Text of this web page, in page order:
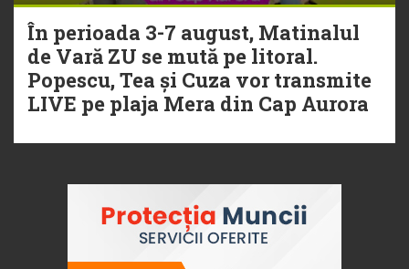
În perioada 3-7 august, Matinalul
de Vară ZU se mută pe litoral.
Popescu, Tea și Cuza vor transmite
LIVE pe plaja Mera din Cap Aurora